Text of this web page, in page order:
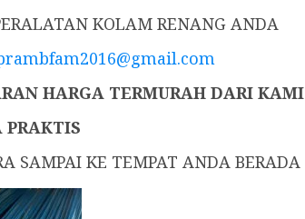
KOLAM RENANG ANDA
HARGA TERMURAH DARI KAMI
PRAKTIS
SAMPAI KE TEMPAT ANDA BERADA